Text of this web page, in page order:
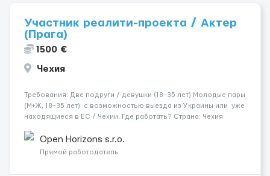
Участник реалити-проекта / Актер
(Прага)
1500 €
Чехия
Требования: Две подруги / девушки (18–35 лет) Молодые пары
(М+Ж, 18–35 лет) с возможностью выезда из Украины или уже
находящиеся в ЕС / Чехии. Где работать? Страна: Чехия ​
Open Horizons s.r.o.
Прямой работодатель